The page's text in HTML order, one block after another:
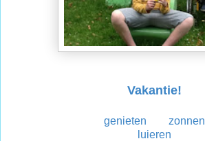
Vakantie!
genieten zonnen
luieren